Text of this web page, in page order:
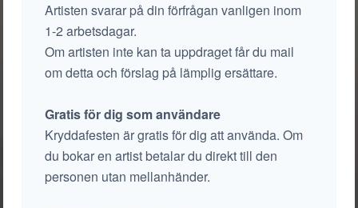
Artisten svarar på din förfrågan vanligen inom
1-2 arbetsdagar.
Om artisten inte kan ta uppdraget får du mail
om detta och förslag på lämplig ersättare.
Gratis för dig som användare
Kryddafesten är gratis för dig att använda. Om
du bokar en artist betalar du direkt till den
personen utan mellanhänder.